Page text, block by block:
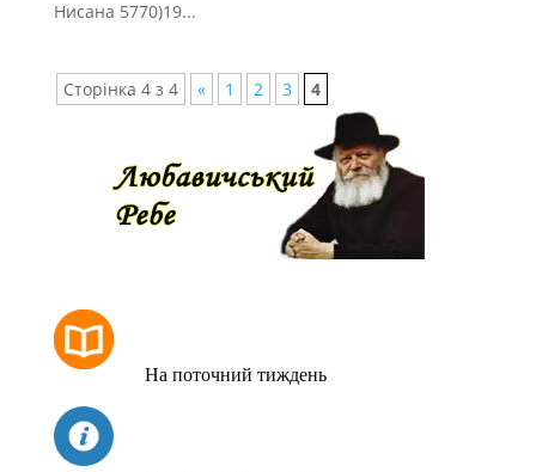
Нисана 5770)19...
Сторінка 4 з 4 « 1 2 3 4
На поточний тиждень